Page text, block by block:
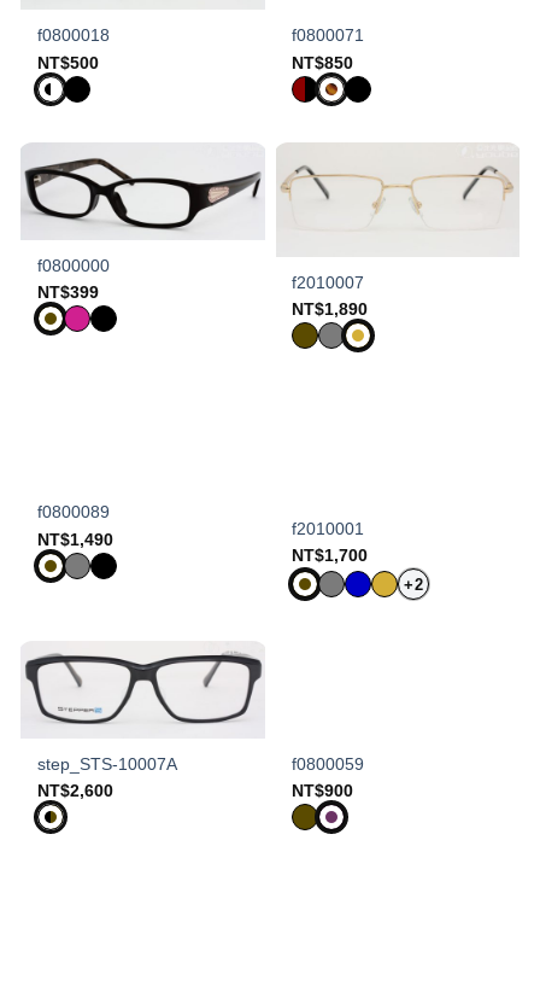
f0800018
NT$500
f0800071
NT$850
f0800000
NT$399
f2010007
NT$1,890
f0800089
NT$1,490
f2010001
NT$1,700
+2
step_STS-10007A
NT$2,600
f0800059
NT$900